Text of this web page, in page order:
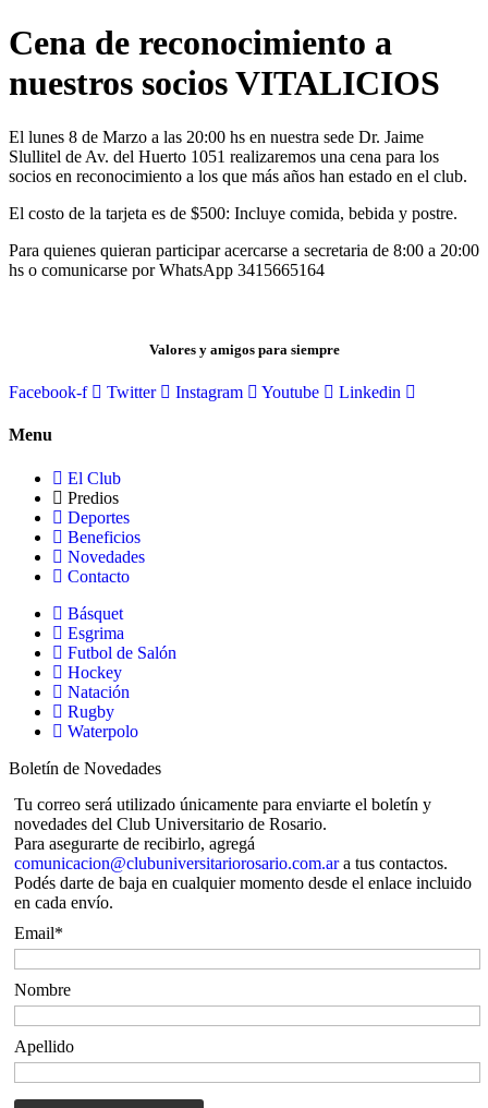
Cena de reconocimiento a
nuestros socios VITALICIOS
El lunes 8 de Marzo a las 20:00 hs en nuestra sede Dr. Jaime
Slullitel de Av. del Huerto 1051 realizaremos una cena para los
socios en reconocimiento a los que más años han estado en el club.
El costo de la tarjeta es de $500: Incluye comida, bebida y postre.
Para quienes quieran participar acercarse a secretaria de 8:00 a 20:00
hs o comunicarse por WhatsApp 3415665164
Valores y amigos para siempre
Facebook-f Twitter Instagram Youtube Linkedin
Menu
El Club
Predios
Deportes
Beneficios
Novedades
Contacto
Básquet
Esgrima
Futbol de Salón
Hockey
Natación
Rugby
Waterpolo
Boletín de Novedades
Tu correo será utilizado únicamente para enviarte el boletín y
novedades del Club Universitario de Rosario.
Para asegurarte de recibirlo, agregá
comunicacion@clubuniversitariorosario.com.ara tus contactos.
Podés darte de baja en cualquier momento desde el enlace incluido
en cada envío.
Email*
Nombre
Apellido